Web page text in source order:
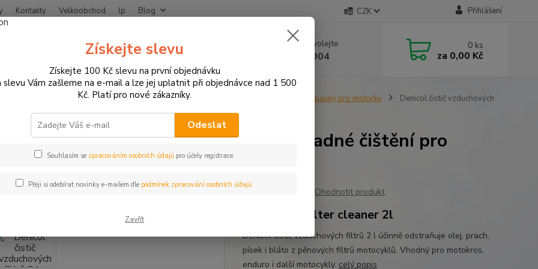
Kontakty Velkoobchod lp Blog CZK Přihlášení
Hledat Nevíte si rady? Zavolejte.
+420 774 641 904
0 ks
za 0,00 Kč
NÁHRADNÍ DÍLY A SPOTŘEBNÍ MATERIÁL Oleje a kapaliny pro motorky Ostatní kapaliny pro motorky
Denicol čistič vzduchových
čistič vzduchových filtrů 2 l – důkladné čištění pro
výkon motoru
Ohodnotit produkt
Denicol air filter cleaner 2l
Denicol čistič vzduchových filtrů 2 l účinně odstraňuje olej, prach,
písek i bláto z pěnových filtrů motocyklů. Vhodný pro motokros,
enduro i další motocykly. celý popis
Získejte slevu
Získejte 100 Kč slevu na první objednávku
slevu Vám zašleme na e-mail a lze jej uplatnit při objednávce nad 1 500
Kč. Platí pro nové zákazníky.
Odeslat
Souhlasím se zpracováním osobních údajů pro účely registrace.
Přeji si odebírat novinky e-mailem dle podmínek zpracování osobních údajů.
Zavřít